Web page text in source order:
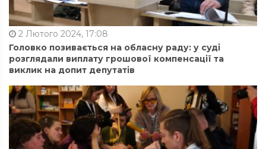
2 Лютого 2024, 17:08
Головко позивається на обласну раду: у суді
розглядали виплату грошової компенсації та
виклик на допит депутатів